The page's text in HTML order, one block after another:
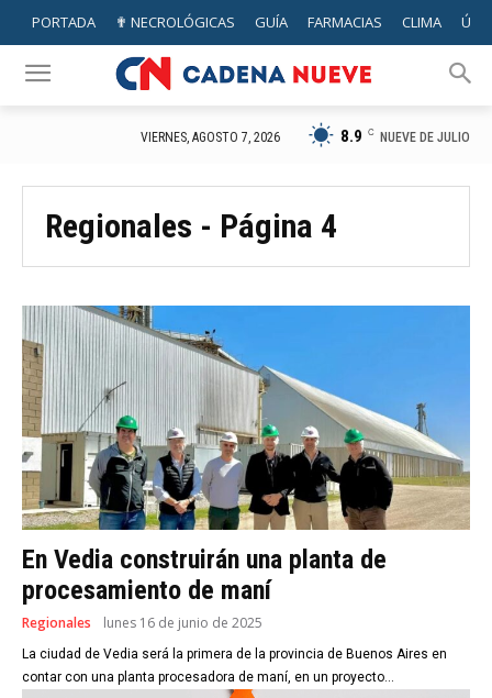
PORTADA ✟ NECROLÓGICAS GUÍA FARMACIAS CLIMA
VIERNES, AGOSTO 7, 2026 8.9 C NUEVE DE JULIO
Regionales - Página 4
En Vedia construirán una planta de
procesamiento de maní
Regionales lunes 16 de junio de 2025
La ciudad de Vedia será la primera de la provincia de Buenos Aires en
contar con una planta procesadora de maní, en un proyecto...